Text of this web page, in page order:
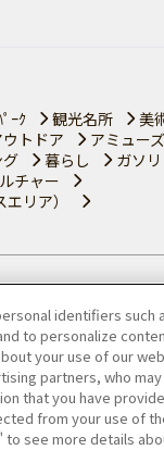
ｰｸ 観光名所
美
ウトドア
アミュー
暮らし
ガソ
チャー
リア）
について
提携をご検討の方へ
identifiers such
to personalize
your use of our
partners, who
that you have
from your use of
to see more details